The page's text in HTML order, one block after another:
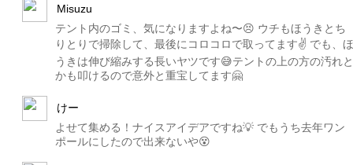
Misuzu
テント内のゴミ、気になりますよね〜😣 ウチもほうきとち
りとりで掃除して、最後にコロコロで取ってます✌️ でも、ほ
うきは伸び縮みする長いヤツです😅テントの上の方の汚れと
かも叩けるので意外と重宝してます🤗
けー
よせて集める！ナイスアイデアですね💡 でもうち去年ワン
ポールにしたので出来ないや😵